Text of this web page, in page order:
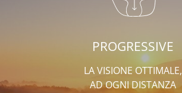
PROGRESSIVE
LA VISIONE OTTIMALE,
AD OGNI DISTANZA